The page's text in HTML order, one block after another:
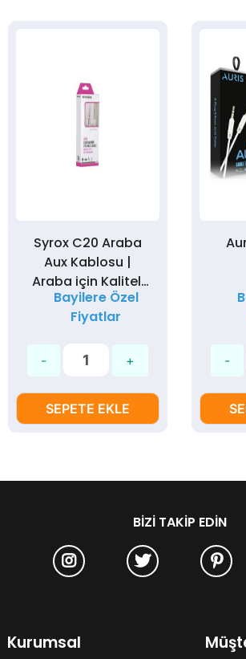
Syrox C20 Araba
Aux Kablosu |
Araba için Kaliteli
Ses Kablosu 1Metre
3,5mm Jack
Bayilere Özel
Fiyatlar
SEPETE EKLE
BIZI TAKIP EDIN
Kurumsal